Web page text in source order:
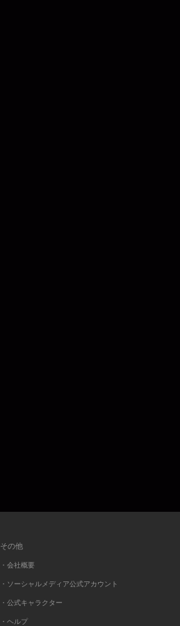
その他
・会社概要
・ソーシャルメディア公式アカウント
・公式キャラクター
・ヘルプ